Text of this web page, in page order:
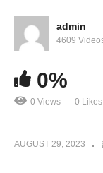
미국민 신용
다 고물가 탓’
admin
4609
0%
0 Views 0 Likes
AUGUST 29, 2023